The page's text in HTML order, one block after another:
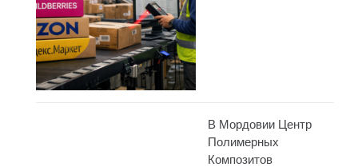
В Мордовии Центр
Полимерных
Композитов